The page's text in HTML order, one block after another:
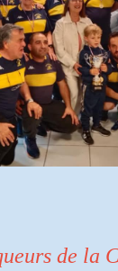
de la